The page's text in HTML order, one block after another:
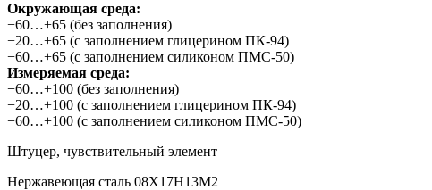
Окружающая среда:
−60…+65 (без заполнения)
−20…+65 (с заполнением глицерином ПК-94)
−60…+65 (с заполнением силиконом ПМС-50)
Измеряемая среда:
−60…+100 (без заполнения)
−20…+100 (с заполнением глицерином ПК-94)
−60…+100 (с заполнением силиконом ПМС-50)
Штуцер, чувствительный элемент
Нержавеющая сталь 08Х17Н13М2